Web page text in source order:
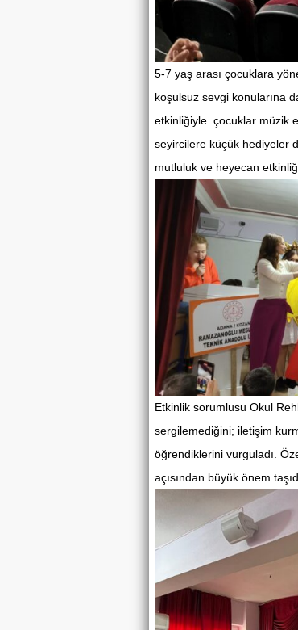
5-7 yaş arası çocuklara
koşulsuz sevgi konularına
etkinliğiyle çocuklar müzik
seyircilere küçük hediyeler
mutluluk ve heyecan
Etkinlik sorumlusu Okul
sergilemediğini; iletişim
öğrendiklerini vurguladı.
açısından büyük önem